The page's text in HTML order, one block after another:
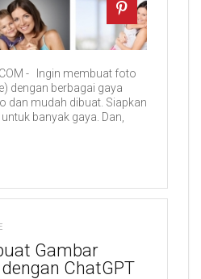
- Ingin membuat foto
dengan berbagai gaya
dan mudah dibuat. Siapkan
banyak gaya. Dan,
Gambar
ChatGPT